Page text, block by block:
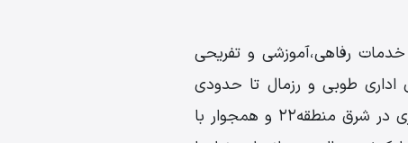
رو به رشد آن،نیاز به خدمات رفاهی،آموزشی و تفریحی
اداری طوبی و رزمال تا حدودی
سهمی از خدمات اجتماعی و تفریحی منطقه 22 رو به دوش میکشند.نیاز به مجتمع تجاری اداری در شرق منطقه22 و همجوار با